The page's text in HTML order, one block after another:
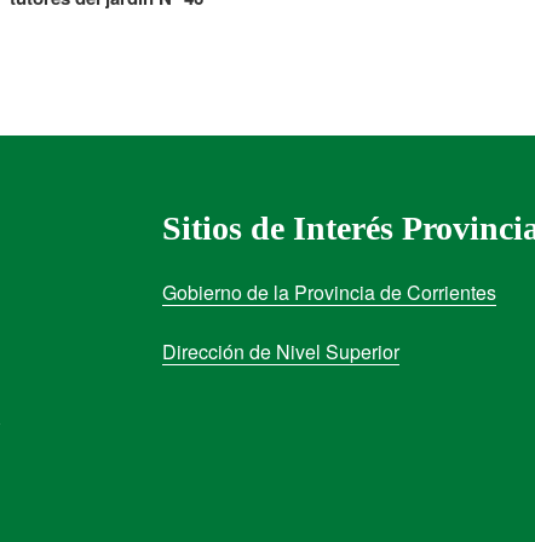
Sitios de Interés
Gobierno de la Provincia de Corrientes
Dirección de Nivel Superior